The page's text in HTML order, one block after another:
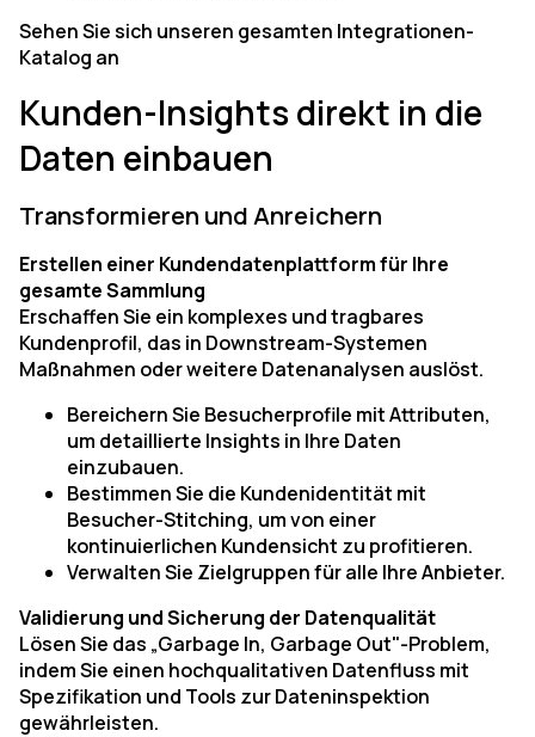
Sehen Sie sich unseren gesamten Integrationen-
Katalog an
Kunden-Insights direkt in die
Daten einbauen
Transformieren und Anreichern
Erstellen einer Kundendatenplattform für Ihre
gesamte Sammlung
Erschaffen Sie ein komplexes und tragbares
Kundenprofil, das in Downstream-Systemen
Maßnahmen oder weitere Datenanalysen auslöst.
Bereichern Sie Besucherprofile mit Attributen,
um detaillierte Insights in Ihre Daten
einzubauen.
Bestimmen Sie die Kundenidentität mit
Besucher-Stitching, um von einer
kontinuierlichen Kundensicht zu profitieren.
Verwalten Sie Zielgruppen für alle Ihre Anbieter.
Validierung und Sicherung der Datenqualität
Lösen Sie das „Garbage In, Garbage Out"-Problem,
indem Sie einen hochqualitativen Datenfluss mit
Spezifikation und Tools zur Dateninspektion
gewährleisten.